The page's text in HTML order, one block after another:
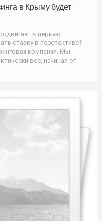
в Крыму будет
в первую
ставку в перспективе?
компания. Мы
все, начиная от